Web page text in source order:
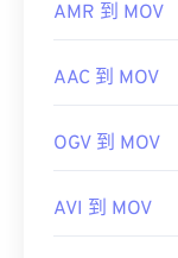
AMR 到 MOV
AAC 到 MOV
OGV 到 MOV
AVI 到 MOV